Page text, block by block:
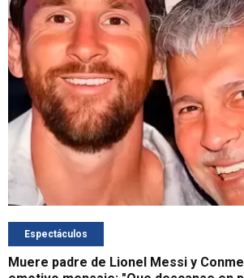
Espectáculos
Muere padre de Lionel Messi y